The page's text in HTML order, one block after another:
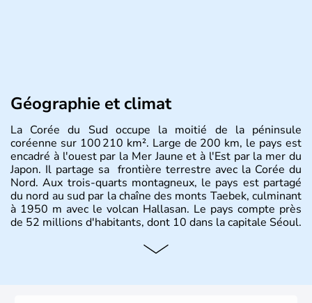
Géographie et climat
La Corée du Sud occupe la moitié de la péninsule
coréenne sur 100 210 km². Large de 200 km, le pays est
encadré à l'ouest par la Mer Jaune et à l'Est par la mer du
Japon. Il partage sa frontière terrestre avec la Corée du
Nord. Aux trois-quarts montagneux, le pays est partagé
du nord au sud par la chaîne des monts Taebek, culminant
à 1950 m avec le volcan Hallasan. Le pays compte près
de 52 millions d'habitants, dont 10 dans la capitale Séoul.
Histoire et administration